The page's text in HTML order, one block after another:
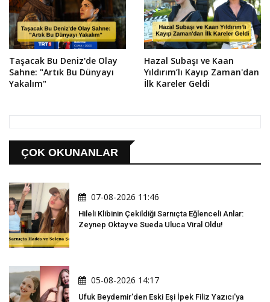
Taşacak Bu Deniz'de Olay
Sahne: "Artık Bu Dünyayı
Yakalım"
Hazal Subaşı ve Kaan
Yıldırım’lı Kayıp Zaman'dan
İlk Kareler Geldi
ÇOK OKUNANLAR
07-08-2026 11:46
Hileli Klibinin Çekildiği Sarnıçta Eğlenceli Anlar:
Zeynep Oktay ve Sueda Uluca Viral Oldu!
05-08-2026 14:17
Ufuk Beydemir'den Eski Eşi İpek Filiz Yazıcı'ya